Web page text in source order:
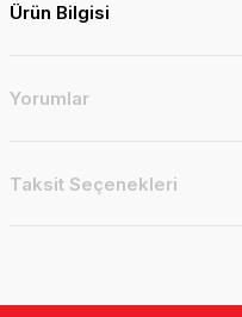
Ürün Bilgisi
Yorumlar
Taksit Seçenekleri